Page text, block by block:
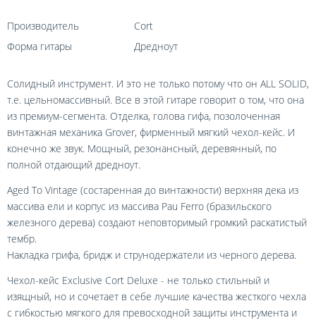
Производитель
Cort
Форма гитары
Дредноут
Солидный инструмент. И это не только потому что он ALL SOLID,
т.е. цельномассивный. Все в этой гитаре говорит о том, что она
из премиум-сегмента. Отделка, голова гифа, позолоченная
винтажная механика Grover, фирменный мягкий чехол-кейс. И
конечно же звук. Мощный, резонансный, деревянный, по
полной отдающий дредноут.
Aged To Vintage (состаренная до винтажности) верхняя дека из
массива ели и корпус из массива Pau Ferro (бразильского
железного дерева) создают неповторимый громкий раскатистый
тембр.
Накладка грифа, бридж и струнодержатели из черного дерева.
Чехол-кейс Exclusive Cort Deluxe - не только стильный и
изящный, но и сочетает в себе лучшие качества жесткого чехла
с гибкостью мягкого для превосходной защиты инструмента и